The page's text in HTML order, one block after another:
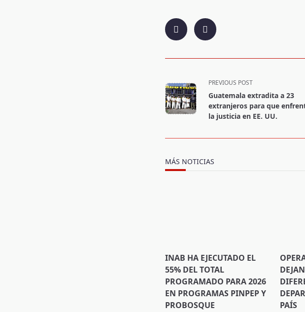
class="nav-
subtitle
screen-
text">Page</span>
PREVIOUS POST
Guatemala extradita a 23
extranjeros para que
la justicia en EE. UU.
MÁS NOTICIAS
INAB HA EJECUTADO EL
55% DEL TOTAL
PROGRAMADO PARA 2026
EN PROGRAMAS PINPEP Y
PROBOSQUE
PAÍS